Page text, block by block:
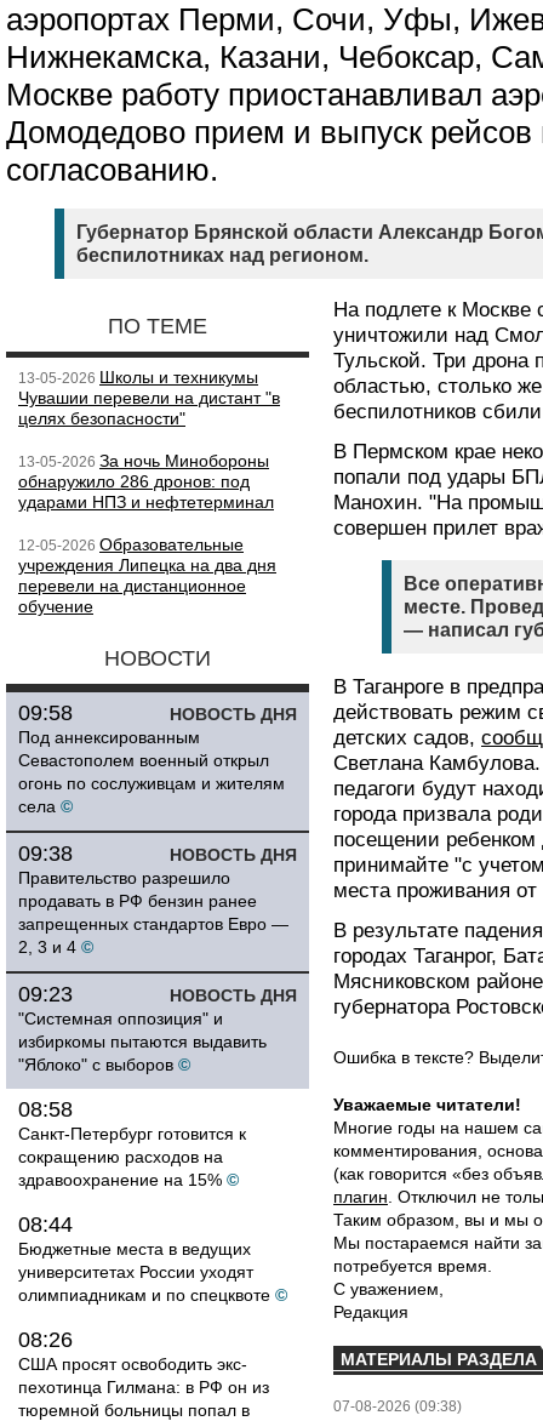
аэропортах Перми, Сочи, Уфы,
Нижнекамска, Казани, Чебоксар,
Москве работу приостанавливал
Домодедово прием и выпуск рейсов
согласованию.
Губернатор Брянской области Александр
беспилотниках над регионом.
ПО ТЕМЕ
13-05-2026 Школы и техникумы
Чувашии перевели на дистант "в
целях безопасности"
13-05-2026 За ночь Минобороны
обнаружило 286 дронов: под
ударами НПЗ и нефтетерминал
12-05-2026 Образовательные
учреждения Липецка на два дня
перевели на дистанционное
обучение
НОВОСТИ
НОВОСТЬ ДНЯ
09:58
Под аннексированным
Севастополем военный открыл
огонь по сослуживцам и жителям
села ©
НОВОСТЬ ДНЯ
09:38
Правительство разрешило
продавать в РФ бензин ранее
запрещенных стандартов Евро —
2, 3 и 4 ©
НОВОСТЬ ДНЯ
09:23
"Системная оппозиция" и
избиркомы пытаются выдавить
"Яблоко" с выборов ©
08:58
Санкт-Петербург готовится к
сокращению расходов на
здравоохранение на 15% ©
08:44
Бюджетные места в ведущих
университетах России уходят
олимпиадникам и по спецквоте ©
08:26
США просят освободить экс-
пехотинца Гилмана: в РФ он из
тюремной больницы попал в
На подлете к Москве
уничтожили над
Тульской. Три дрона
областью, столько
беспилотников
В Пермском крае
попали под удары
Манохин. "На
совершен прилет
Все
месте.
— написал
В Таганроге в
действовать режим
детских садов,
Светлана
педагоги будут
города призвала
посещении ребенком
принимайте "с
места проживания от
В результате
городах Таганрог,
Мясниковском
губернатора
Ошибка в тексте?
Уважаемые читатели!
Многие годы на нашем
комментирования,
(как говорится «без
плагин . Отключил не
Таким образом, вы и мы
Мы постараемся найти
потребуется время.
С уважением,
Редакция
МАТЕРИАЛЫ РАЗДЕЛА
07-08-2026 (09:38)